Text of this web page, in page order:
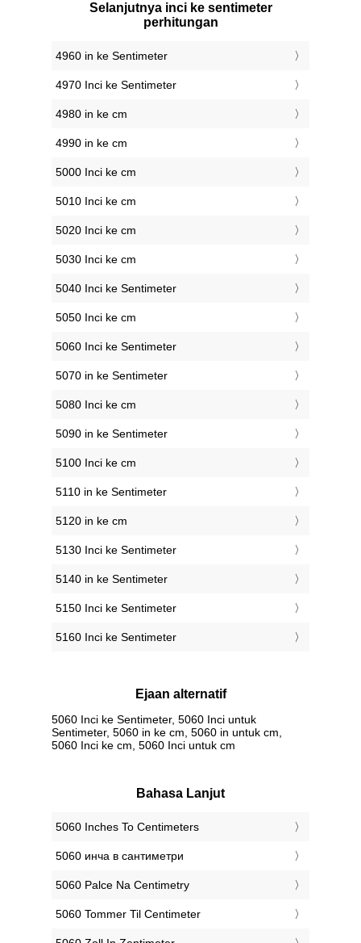
Selanjutnya inci ke sentimeter
perhitungan
4960 in ke Sentimeter
4970 Inci ke Sentimeter
4980 in ke cm
4990 in ke cm
5000 Inci ke cm
5010 Inci ke cm
5020 Inci ke cm
5030 Inci ke cm
5040 Inci ke Sentimeter
5050 Inci ke cm
5060 Inci ke Sentimeter
5070 in ke Sentimeter
5080 Inci ke cm
5090 in ke Sentimeter
5100 Inci ke cm
5110 in ke Sentimeter
5120 in ke cm
5130 Inci ke Sentimeter
5140 in ke Sentimeter
5150 Inci ke Sentimeter
5160 Inci ke Sentimeter
Ejaan alternatif
5060 Inci ke Sentimeter, 5060 Inci untuk
Sentimeter, 5060 in ke cm, 5060 in untuk cm,
5060 Inci ke cm, 5060 Inci untuk cm
Bahasa Lanjut
‎5060 Inches To Centimeters
‎5060 инча в сантиметри
‎5060 Palce Na Centimetry
‎5060 Tommer Til Centimeter